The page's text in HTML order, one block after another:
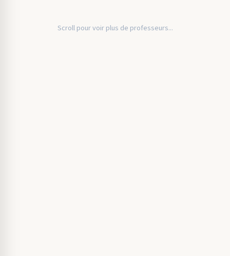
Scroll pour voir plus de professeurs...